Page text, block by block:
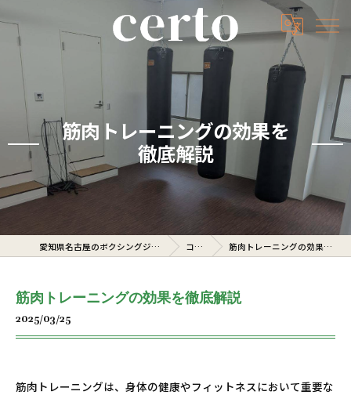
筋肉トレーニングの効果を
徹底解説
愛知県名古屋のボクシングジムならcerto コラム 筋肉トレーニングの効果を徹底解説
筋肉トレーニングの効果を徹底解説
2025/03/25
筋肉トレーニングは、身体の健康やフィットネスにおいて重要な